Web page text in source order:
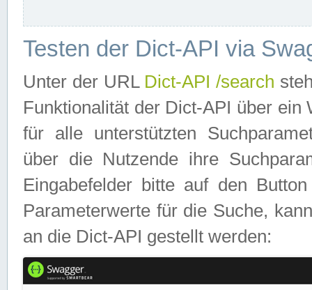
Testen der Dict-API via
Unter der URL Dict-API /search
Funktionalität der Dict-API über
für alle unterstützten
über die Nutzende ihre
Eingabefelder bitte auf den
Parameterwerte für die Suche,
an die Dict-API gestellt werden: